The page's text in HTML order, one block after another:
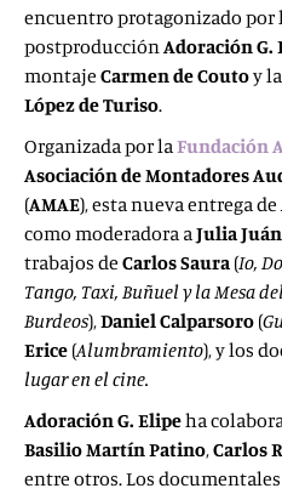
encuentro protagonizado por
postproducciónAdoración G.
montaje Carmen de Coutoy
López de Turiso.
Organizada por laFundación
Asociación de Montadores
(AMAE), esta nueva entrega de
como moderadora aJulia
trabajos de Carlos Saura (Io,
Tango, Taxi, Buñuel y la Mesa
Burdeos),Daniel Calparsoro (
Erice (Alumbramiento), y los
lugar en el cine.
Adoración G. Elipeha
Basilio Martín Patino,Carlos
entre otros. Los documentales